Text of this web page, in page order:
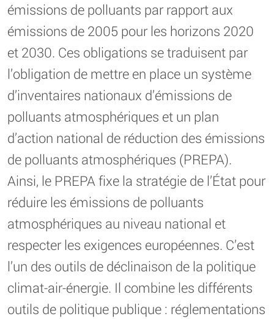
émissions de polluants par rapport aux
émissions de 2005 pour les horizons 2020
et 2030. Ces obligations se traduisent par
l’obligation de mettre en place un système
d’inventaires nationaux d’émissions de
polluants atmosphériques et un plan
d’action national de réduction des émissions
de polluants atmosphériques (PREPA).
Ainsi, le PREPA fixe la stratégie de l’État pour
réduire les émissions de polluants
atmosphériques au niveau national et
respecter les exigences européennes. C’est
l’un des outils de déclinaison de la politique
climat-air-énergie. Il combine les différents
outils de politique publique : réglementations